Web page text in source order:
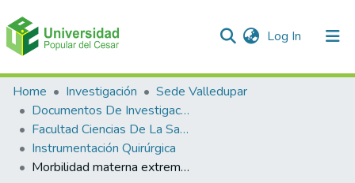
Log In (current)
Communities & Collections
All of DSpace
Statistics
Home Investigación
Sede Valledupar
Documentos De Investigación
Facultad Ciencias De La Salud
Instrumentación Quirúrgica
Morbilidad materna extrema en la comuna IV de Valledupar